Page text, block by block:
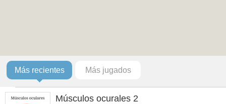
Más recientes Más jugados
Músculos ocurales 2